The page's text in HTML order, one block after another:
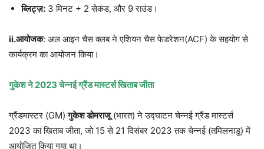
ब्लिट्ज़: 3 मिनट + 2 सेकंड, और 9 राउंड।
ii.आयोजक: अल आइन चैस क्लब ने एशियन चैस फेडरेशन(ACF) के सहयोग से
कार्यक्रम का आयोजन किया।
गुकेश ने 2023 चेन्नई ग्रैंड मास्टर्स खिताब जीता
ग्रैंडमास्टर (GM)गुकेश डोमराजू(भारत) ने उद्घाटन चेन्नई ग्रैंड मास्टर्स
2023 का खिताब जीता, जो 15 से 21 दिसंबर 2023 तक चेन्नई (तमिलनाडु) में
आयोजित किया गया था।